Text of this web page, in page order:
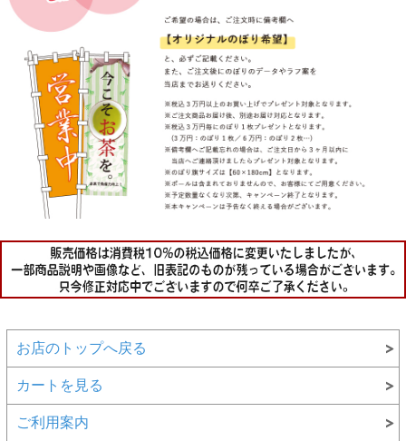
お店のトップへ戻る
カートを見る
ご利用案内